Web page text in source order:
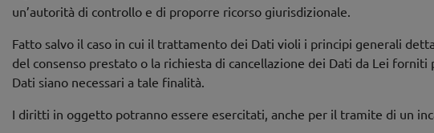
un’autorità di controllo e di proporre ricorso giurisdizionale.
Fatto salvo il caso in cui il trattamento dei Dati violi i principi generali
del consenso prestato o la richiesta di cancellazione dei Dati da Lei
Dati siano necessari a tale finalità.
I diritti in oggetto potranno essere esercitati, anche per il tramite di un